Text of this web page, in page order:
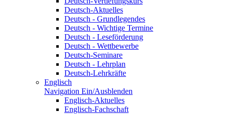
Deutsch-Aktuelles
Deutsch - Grundlegendes
Deutsch - Wichtige Termine
Deutsch - Leseförderung
Deutsch - Wettbewerbe
Deutsch-Seminare
Deutsch - Lehrplan
Deutsch-Lehrkräfte
Englisch
Navigation Ein/Ausblenden
Englisch-Aktuelles
Englisch-Fachschaft